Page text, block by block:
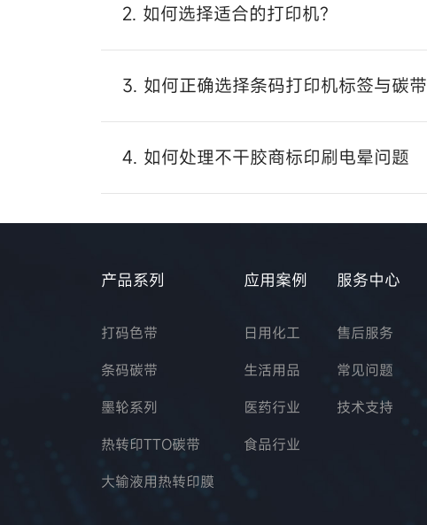
2. 如何选择适合的打印机?
3. 如何正确选择条码打印机标签与碳带
4. 如何处理不干胶商标印刷电晕问题
产品系列
打码色带
条码碳带
墨轮系列
热转印TTO碳带
大输液用热转印膜
应用案例
日用化工
生活用品
医药行业
食品行业
服务中心
售后服务
常见问题
技术支持